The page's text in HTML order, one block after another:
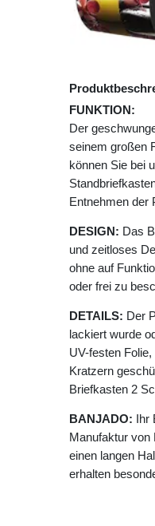
FUNKTION:
Der
seinem großen
können Sie bei
Entnehmen der
DESIGN: Das
und zeitloses
ohne auf
oder frei zu
DETAILS: Der
lackiert wurde
UV-festen
Kratzern
Briefkasten 2
BANJADO: Ihr
Manufaktur von
einen langen
erhalten